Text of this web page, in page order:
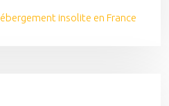
insolite en France